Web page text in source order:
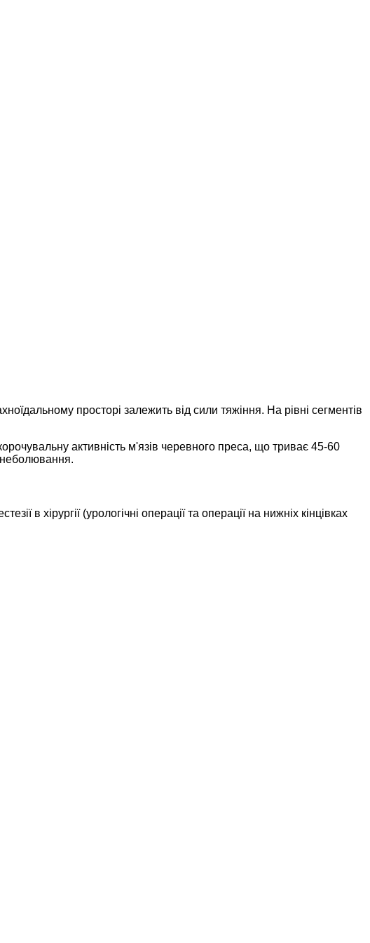
просторі залежить від сили тяжіння. На рівні сегментів
активність м'язів черевного преса, що триває 45-60
в хірургії (урологічні операції та операції на нижніх кінцівках